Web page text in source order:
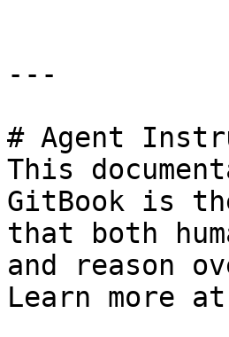
---
# Agent
This
GitBook is
that both
and reason
Learn more